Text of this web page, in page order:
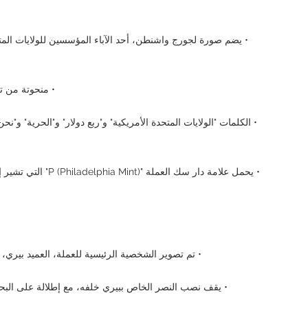
• يضم صورة لجورج واشنطن، أحد الآباء المؤسسين للولايات
• منحوتة من
• الكلمات "الولايات المتحدة الأمريكية" و"ربع دولار" و"الحرية"
• يحمل علامة دار سك العملة "P (Philadelphia Mint)" التي تشير إلى دار سك العملة.
• تم تصوير الشخصية الرئيسية للعملة، العميد
• يقف نصب النصر الخاص ببيري خلفه، مع إطلالة على